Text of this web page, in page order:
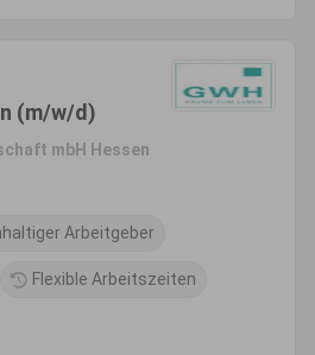
(m/w/d)
mbH Hessen
Arbeitgeber
Flexible Arbeitszeiten